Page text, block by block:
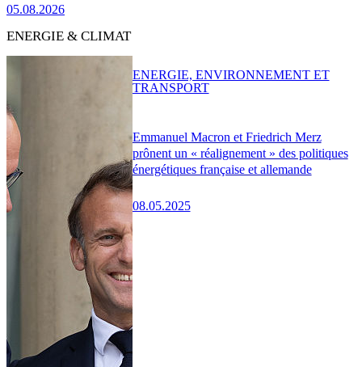
05.08.2026
ENERGIE & CLIMAT
Emmanuel Macron et Friedrich Merz
prônent un « réalignement » des politiques
énergétiques française et allemande
08.05.2025
ENERGIE, ENVIRONNEMENT ET
TRANSPORT